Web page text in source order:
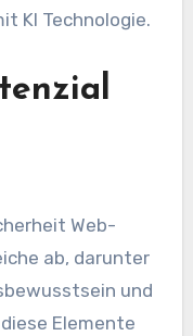
KI Technologie.
Web-
ab, darunter
und
Elemente